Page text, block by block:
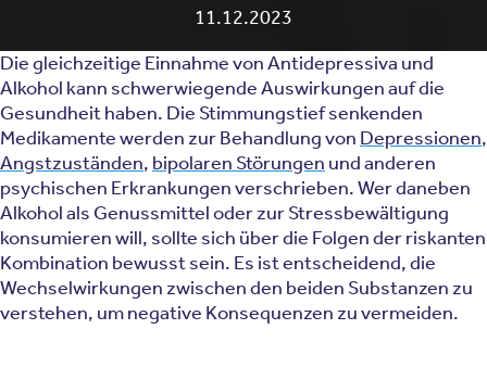
11.12.2023
Die gleichzeitige Einnahme von Antidepressiva und
Alkohol kann schwerwiegende Auswirkungen auf die
Gesundheit haben. Die Stimmungstief senkenden
Medikamente werden zur Behandlung von Depressionen,
Angstzuständen, bipolaren Störungen und anderen
psychischen Erkrankungen verschrieben. Wer daneben
Alkohol als Genussmittel oder zur Stressbewältigung
konsumieren will, sollte sich über die Folgen der riskanten
Kombination bewusst sein. Es ist entscheidend, die
Wechselwirkungen zwischen den beiden Substanzen zu
verstehen, um negative Konsequenzen zu vermeiden.